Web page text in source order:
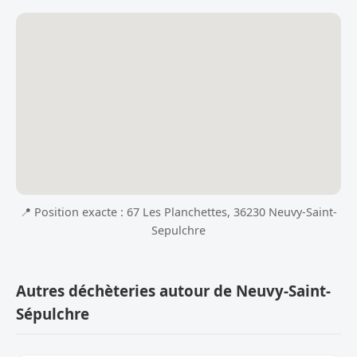
📍 Position exacte : 67 Les Planchettes, 36230 Neuvy-Saint-
Sepulchre
Autres déchèteries autour de Neuvy-Saint-
Sépulchre